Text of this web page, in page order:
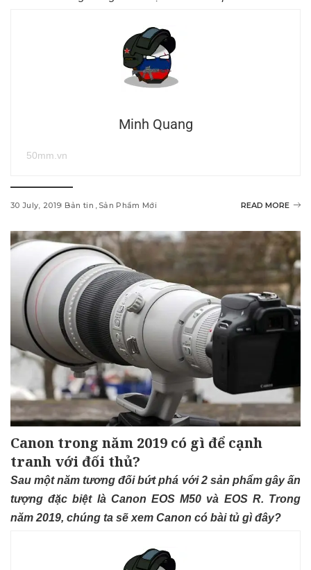
Minh Quang
50mm.vn
30 July, 2019 Bản tin Sản Phẩm Mới READ MORE
Canon trong năm 2019 có gì để cạnh
tranh với đối thủ?
Sau một năm tương đối bứt phá với 2 sản phẩm gây ấn
tượng đặc biệt là Canon EOS M50 và EOS R. Trong
năm 2019, chúng ta sẽ xem Canon có bài tủ gì đây?